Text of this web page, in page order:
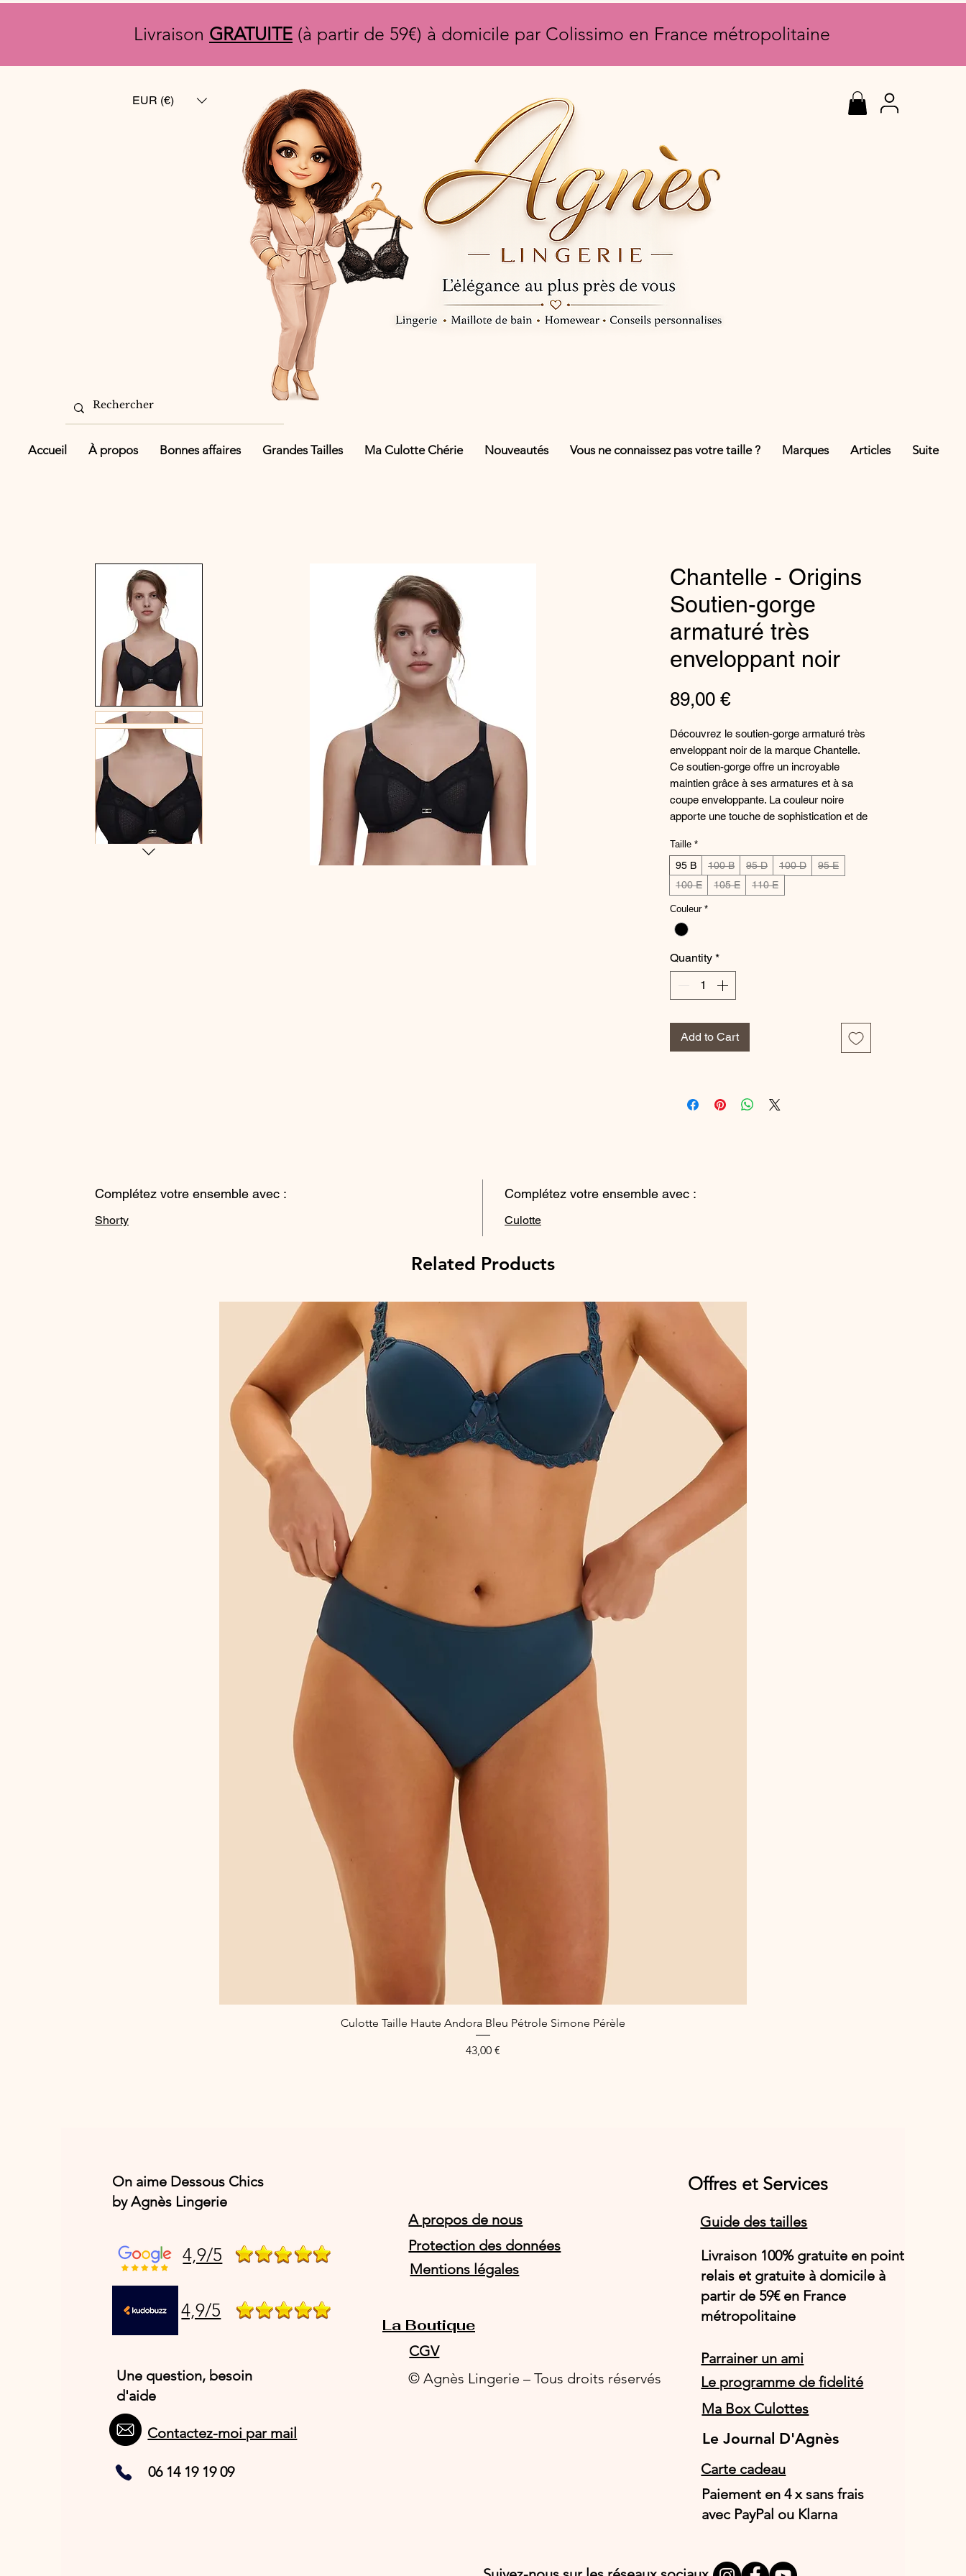
Livraison GRATUITE (à partir de 59€) à domicile par Colissimo en France métropolitaine
EUR (€)
Accueil À propos Bonnes affaires Grandes Tailles Ma Culotte Chérie Nouveautés Vous ne connaissez pas votre taille ? Marques Articles Suite
Chantelle - Origins
Soutien-gorge
armaturé très
enveloppant noir
89,00 €Price
Découvrez le soutien-gorge armaturé très
enveloppant noir de la marque Chantelle.
Ce soutien-gorge offre un incroyable
maintien grâce à ses armatures et à sa
coupe enveloppante. La couleur noire
apporte une touche de sophistication et de
épouser parfaitement les formes de votre
buste, ce soutien-gorge offre un confort
optimal au quotidien. Ajoutez une touche
de style et de féminité à votre garde-robe
avec ce magnifique soutien-gorge
Chantelle.
Composition :
Dentelle : 84% Polyamide 16%
Élastanne
12% Élastanne
Taille *
95 B 100 B 95 D 100 D
95 E
100 E
105 E 110 E
Couleur *
Quantity *
Add to Cart
Complétez votre ensemble avec :
Shorty
Complétez votre ensemble avec :
Culotte
Related Products
Quick View
Culotte Taille Haute Andora Bleu Pétrole Simone Pérèle
Price
43,00 €
On aime Dessous Chics
by Agnès Lingerie
4,9/5
4,9/5
Une question, besoin
d'aide
Contactez-moi par mail
06 14 19 19 09
Offres et Services
A propos de nous
Protection des données
Mentions légales
Guide des tailles
Livraison 100% gratuite en point
relais et gratuite à domicile à
partir de 59€ en France
métropolitaine
CGV
Parrainer un ami
Le programme de fidelité
© Agnès Lingerie – Tous droits réservés
Ma Box Culottes
Le Journal D'Agnès
Le Journal D'Agnès
Carte cadeau
Paiement en 4 x sans frais
avec PayPal ou Klarna
La Boutique